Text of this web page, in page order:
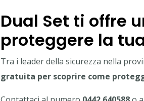
Dual Set ti offre
proteggere la
Tra i leader della sicurezza nella
gratuita per scoprire come